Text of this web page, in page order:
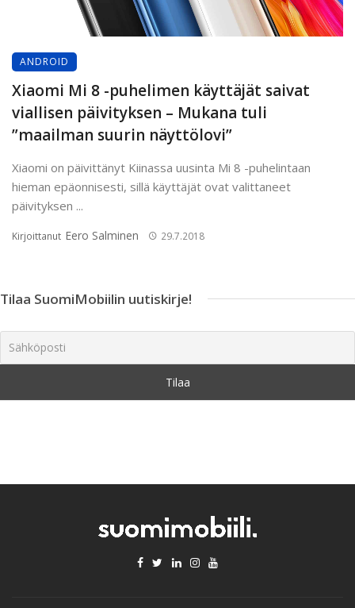
ANDROID
Xiaomi Mi 8 -puhelimen käyttäjät saivat
viallisen päivityksen – Mukana tuli
”maailman suurin näyttölovi”
Xiaomi on päivittänyt Kiinassa uusinta Mi 8 -puhelintaan
hieman epäonnisesti, sillä käyttäjät ovat valittaneet
päivityksen ...
Kirjoittanut Eero Salminen 29.7.2018
Tilaa SuomiMobiilin uutiskirje!